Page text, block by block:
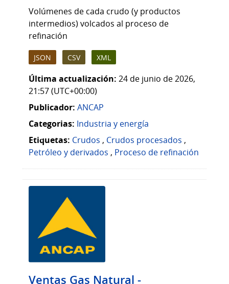
Volúmenes de cada crudo (y productos
intermedios) volcados al proceso de
refinación
JSON CSV XML
Última actualización: 24 de junio de 2026,
21:57 (UTC+00:00)
Publicador: ANCAP
Categorias: Industria y energía
Etiquetas: Crudos , Crudos procesados ,
Petróleo y derivados , Proceso de refinación
Ventas Gas Natural -